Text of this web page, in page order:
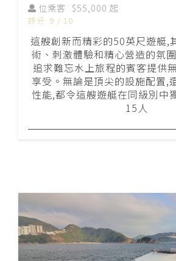
位乘客 $55,000 起
評分: 9 / 10
這艘創新而精彩的50英尺遊艇,
術、刺激體驗和精心營造的氛
追求難忘水上旅程的賓客提供
享受。無論是頂尖的設施配置,
性能,都令這艘遊艇在同級別中
15人